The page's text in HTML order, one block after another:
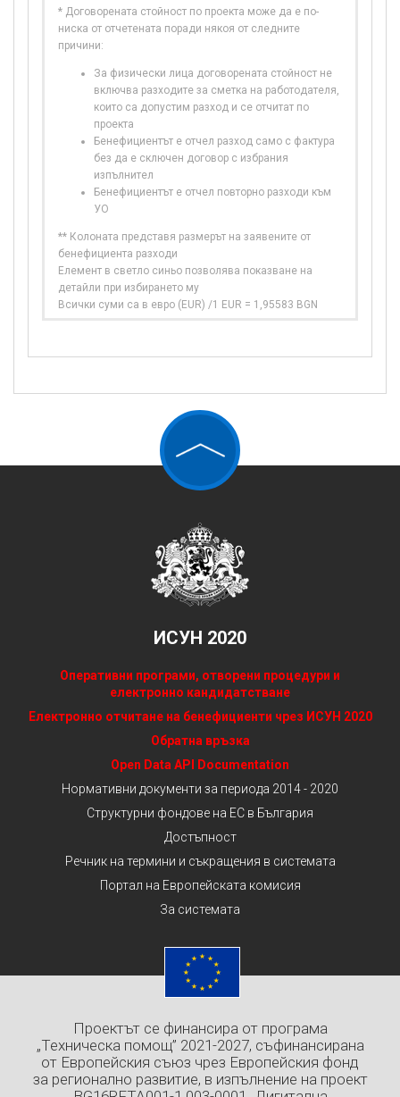
* Договорената стойност по проекта може да е по-
ниска от отчетената поради някоя от следните
причини:
За физически лица договорената стойност не
включва разходите за сметка на работодателя,
които са допустим разход и се отчитат по
проекта
Бенефициентът е отчел разход само с фактура
без да е сключен договор с избрания
изпълнител
Бенефициентът е отчел повторно разходи към
УО
** Колоната представя размерът на заявените от
бенефициента разходи
Елемент в светло синьо позволява показване на
детайли при избирането му
Всички суми са в евро (EUR) /1 EUR = 1,95583 BGN
ИСУН 2020
Оперативни програми, отворени процедури и
електронно кандидатстване
Електронно отчитане на бенефициенти чрез ИСУН 2020
Обратна връзка
Open Data API Documentation
Нормативни документи за периода 2014 - 2020
Структурни фондове на ЕС в България
Достъпност
Речник на термини и съкращения в системата
Портал на Европейската комисия
За системата
Проектът се финансира от програма
„Техническа помощ” 2021-2027, съфинансирана
от Европейския съюз чрез Европейския фонд
за регионално развитие, в изпълнение на проект